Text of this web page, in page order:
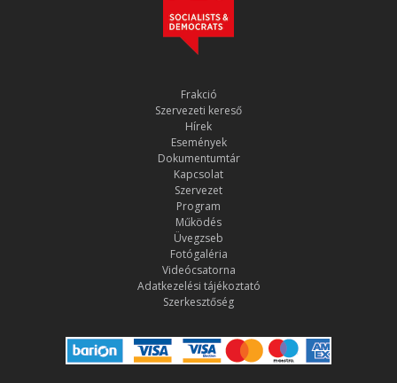
Frakció
Szervezeti kereső
Hírek
Események
Dokumentumtár
Kapcsolat
Szervezet
Program
Működés
Üvegzseb
Fotógaléria
Videócsatorna
Adatkezelési tájékoztató
Szerkesztőség